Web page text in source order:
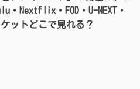
・Nextflix・FOD・U-NEXT・
ットどこで見れる？